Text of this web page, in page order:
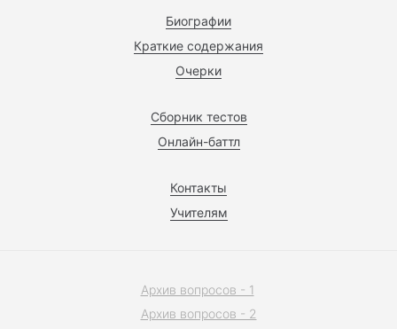
Биографии
Краткие содержания
Очерки
Сборник тестов
Онлайн-баттл
Контакты
Учителям
Архив вопросов - 1
Архив вопросов - 2